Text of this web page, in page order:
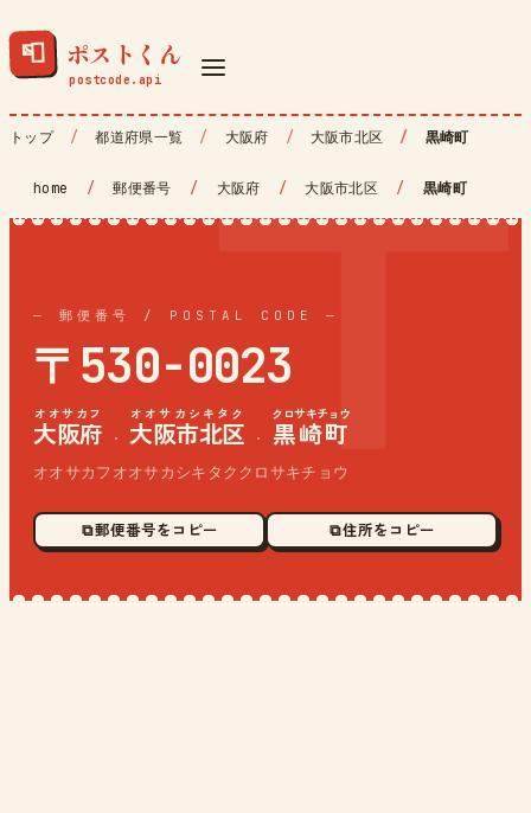
📮 ポストくん
トップ 都道府県一覧 大阪府 大阪市北区 黒崎町
home / 郵便番号 / 大阪府 / 大阪市北区 / 黒崎町
— 郵便番号 / POSTAL CODE —
〒530-0023
大阪府
オオサカフ
· 大阪市北区
オオサカシキタク
· 黒崎町
クロサキチョウ
オオサカフオオサカシキタククロサキチョウ
⧉ 郵便番号をコピー ⧉ 住所をコピー